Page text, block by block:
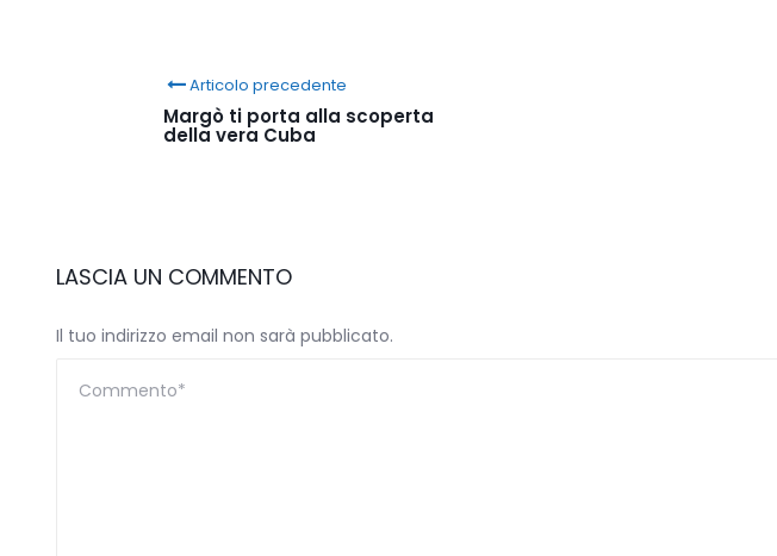
Articolo precedente
Margò ti porta alla scoperta
della vera Cuba
LASCIA UN COMMENTO
Il tuo indirizzo email non sarà pubblicato.